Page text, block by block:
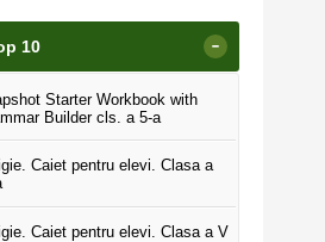
10 -
Starter Workbook with
Builder cls. a 5-a
Caiet pentru elevi. Clasa a
Caiet pentru elevi. Clasa a V